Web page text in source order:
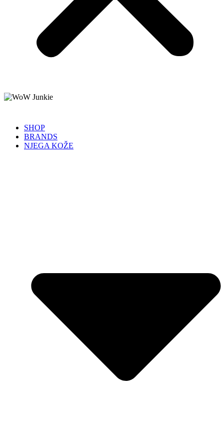
SHOP
BRANDS
NJEGA KOŽE